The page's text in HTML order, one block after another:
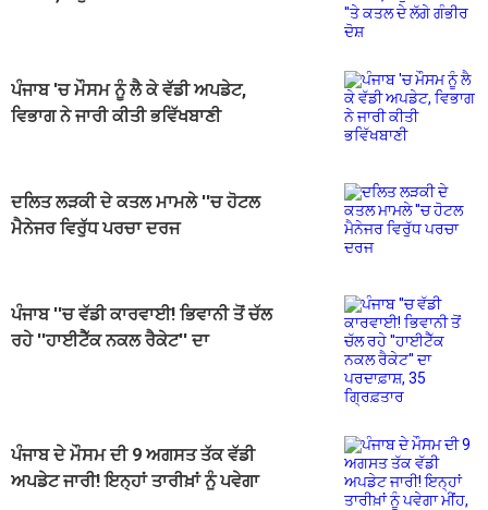
ਪੰਜਾਬ 'ਚ ਮੌਸਮ ਨੂੰ ਲੈ ਕੇ ਵੱਡੀ ਅਪਡੇਟ,
ਵਿਭਾਗ ਨੇ ਜਾਰੀ ਕੀਤੀ ਭਵਿੱਖਬਾਣੀ
ਦਲਿਤ ਲੜਕੀ ਦੇ ਕਤਲ ਮਾਮਲੇ ''ਚ ਹੋਟਲ
ਮੈਨੇਜਰ ਵਿਰੁੱਧ ਪਰਚਾ ਦਰਜ
ਪੰਜਾਬ ''ਚ ਵੱਡੀ ਕਾਰਵਾਈ! ਭਿਵਾਨੀ ਤੋਂ ਚੱਲ
ਰਹੇ ''ਹਾਈਟੈੱਕ ਨਕਲ ਰੈਕੇਟ'' ਦਾ
ਪੰਜਾਬ ਦੇ ਮੌਸਮ ਦੀ 9 ਅਗਸਤ ਤੱਕ ਵੱਡੀ
ਅਪਡੇਟ ਜਾਰੀ! ਇਨ੍ਹਾਂ ਤਾਰੀਖ਼ਾਂ ਨੂੰ ਪਵੇਗਾ